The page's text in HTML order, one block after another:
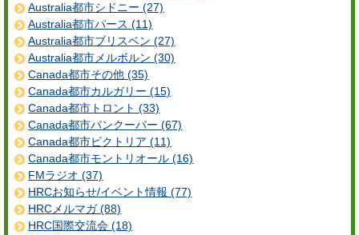
Australia都市シドニー (27)
Australia都市パース (11)
Australia都市ブリスベン (27)
Australia都市メルボルン (30)
Canada都市その他 (35)
Canada都市カルガリー (15)
Canada都市トロント (33)
Canada都市バンクーバー (67)
Canada都市ビクトリア (11)
Canada都市モントリオール (16)
FMラジオ (37)
HRCお知らせ/イベント情報 (77)
HRCメルマガ (88)
HRC国際交流会 (18)